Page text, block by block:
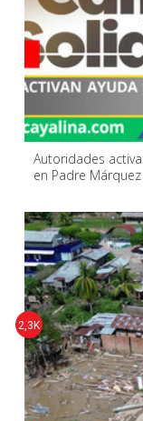
Autoridades
en Padre Márquez
2,3K